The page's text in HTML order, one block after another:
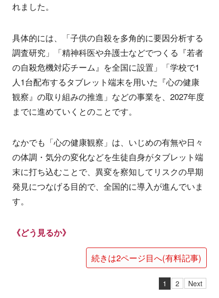
れました。
具体的には、「子供の自殺を多角的に要因分析する
調査研究」「精神科医や弁護士などでつくる『若者
の自殺危機対応チーム』を全国に設置」「学校で1
人1台配布するタブレット端末を用いた『心の健康
観察』の取り組みの推進」などの事業を、2027年度
までに進めていくとのことです。
なかでも「心の健康観察」は、いじめの有無や日々
の体調・気分の変化などを生徒自身がタブレット端
末に打ち込むことで、異変を察知してリスクの早期
発見につなげる目的で、全国的に導入が進んでいま
す。
《どう見るか》
続きは2ページ目へ(有料記事)
1 2 Next